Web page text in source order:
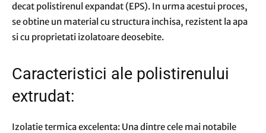
decat polistirenul expandat (EPS). In urma acestui proces,
se obtine un material cu structura inchisa, rezistent la apa
si cu proprietati izolatoare deosebite.
Caracteristici ale polistirenului
extrudat:
Izolatie termica excelenta: Una dintre cele mai notabile